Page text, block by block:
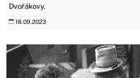
Dvořákovy.
18.09.2023